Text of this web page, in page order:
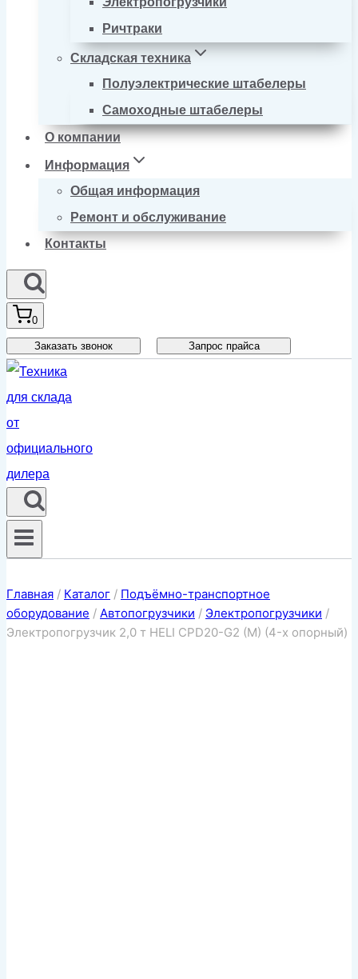
Ричтраки
Складская техника
Полуэлектрические штабелеры
Самоходные штабелеры
О компании
Информация
Общая информация
Ремонт и обслуживание
Контакты
0
Заказать звонок Запрос прайса
Главная / Каталог / Подъёмно-транспортное
оборудование / Автопогрузчики / Электропогрузчики /
Электропогрузчик 2,0 т HELI CPD20-G2 (M) (4-х опорный)